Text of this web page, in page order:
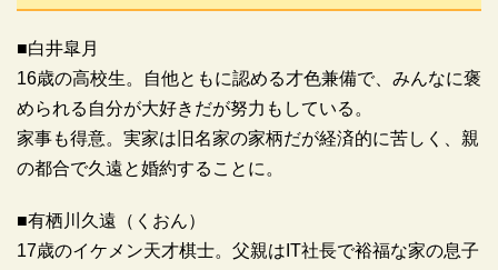
■白井皐月
16歳の高校生。自他ともに認める才色兼備で、みんなに褒
められる自分が大好きだが努力もしている。
家事も得意。実家は旧名家の家柄だが経済的に苦しく、親
の都合で久遠と婚約することに。
■有栖川久遠（くおん）
17歳のイケメン天才棋士。父親はIT社長で裕福な家の息子